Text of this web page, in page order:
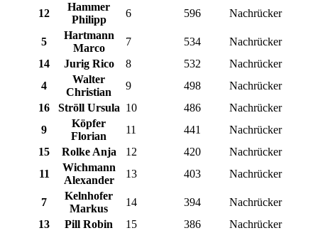
12
Hammer
Philipp
6 596 Nachrücker
5
Hartmann
Marco
7 534
Nachrücker
14
Jurig Rico 8 532
Nachrücker
4
Walter
Christian
9 498
Nachrücker
16
Ströll Ursula 10 486
Nachrücker
9
Köpfer
Florian
11 441
Nachrücker
15
Rolke Anja 12 420
Nachrücker
11
Wichmann
Alexander
13 403 Nachrücker
7
Kelnhofer
Markus
14 394
Nachrücker
13
Pill Robin 15 386
Nachrücker